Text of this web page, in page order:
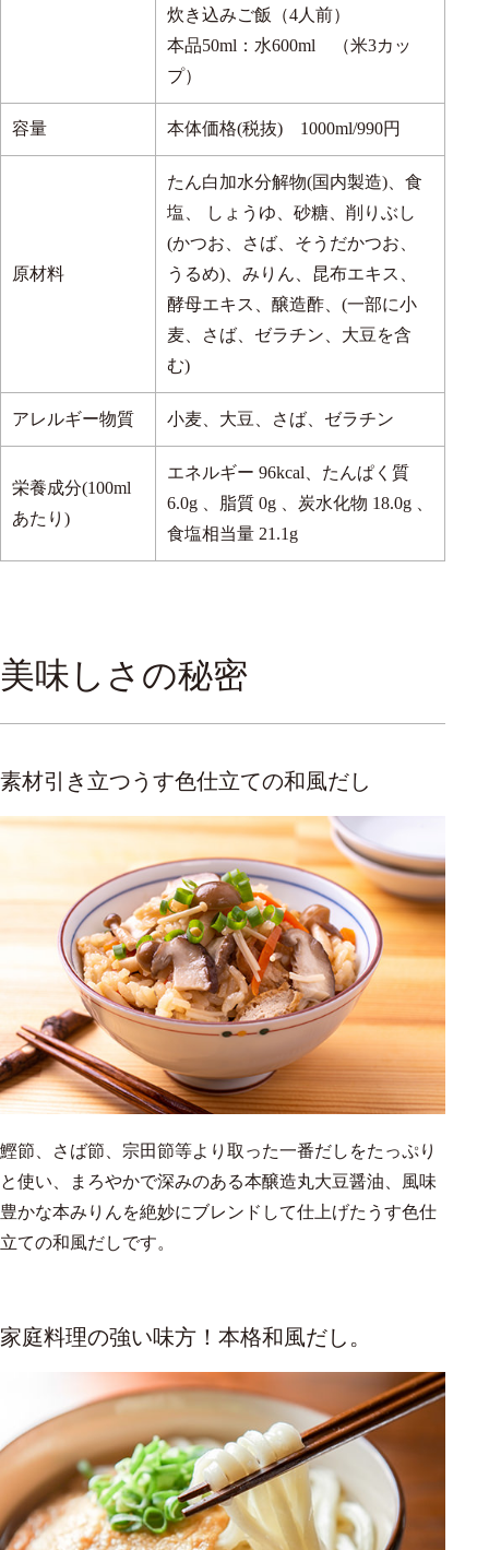
炊き込みご飯（4人前）
本品50ml：水600ml （米3カッ
プ）
容量 本体価格(税抜) 1000ml/990円
原材料
たん白加水分解物(国内製造)、食
塩、 しょうゆ、砂糖、削りぶし
(かつお、さば、そうだかつお、
うるめ)、みりん、昆布エキス、
酵母エキス、醸造酢、(一部に小
麦、さば、ゼラチン、大豆を含
む)
アレルギー物質 小麦、大豆、さば、ゼラチン
栄養成分(100ml
あたり)
エネルギー 96kcal、たんぱく質
6.0g 、脂質 0g 、炭水化物 18.0g 、
食塩相当量 21.1g
美味しさの秘密
素材引き立つうす色仕立ての和風だし
鰹節、さば節、宗田節等より取った一番だしをたっぷり
と使い、まろやかで深みのある本醸造丸大豆醤油、風味
豊かな本みりんを絶妙にブレンドして仕上げたうす色仕
立ての和風だしです。
家庭料理の強い味方！本格和風だし。
スタッフからのコメント
うす色仕立ての和風だし
うす色仕立てのお料理に最適です。
スタッフからのコメント